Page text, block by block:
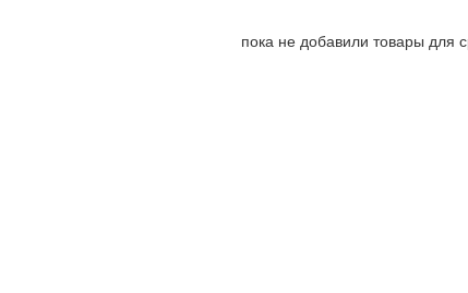
пока не добавили товары для